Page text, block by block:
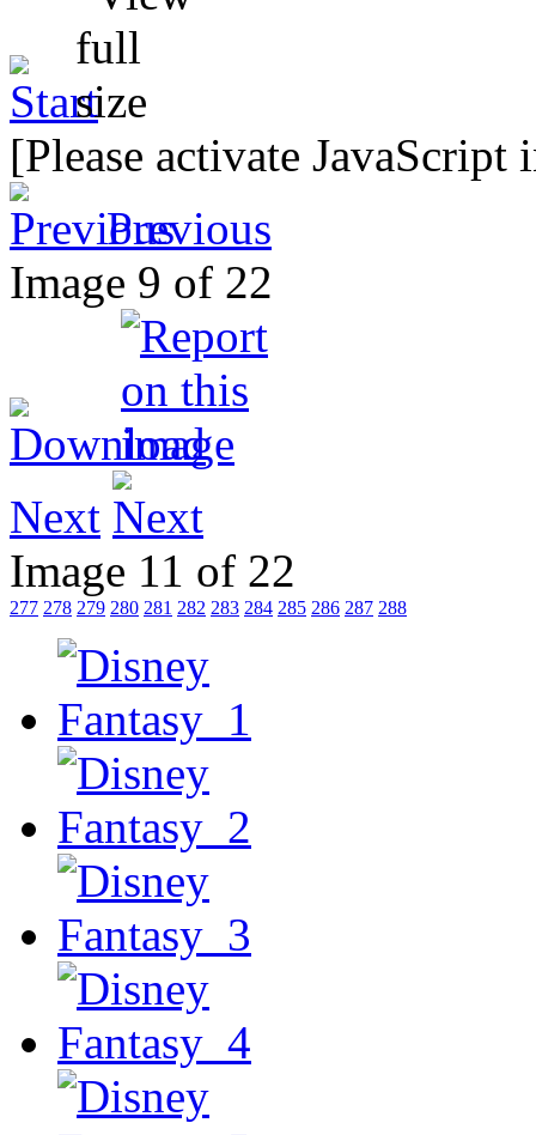
[Please activate
Previous
Image 9 of 22
Next
Image 11 of 22
277 278 279 280 281 282 283 284 285 286 287 288